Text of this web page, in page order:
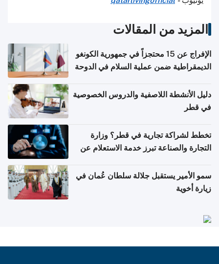
المزيد من المقالات
الإفراج عن 15 محتجزاً في جمهورية الكونغو
الديمقراطية ضمن عملية السلام في الدوحة
دليل الأنشطة اللاصفية والدروس الخصوصية
في قطر
تخطط لشراكة تجارية في قطر؟ وزارة
التجارة والصناعة تبرز خدمة الاستعلام عن
سمو الأمير يستقبل جلالة سلطان عُمان في
زيارة أخوية